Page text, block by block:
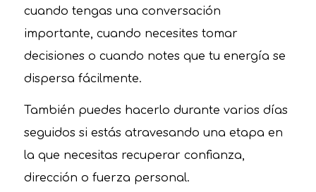
cuando tengas una conversación
importante, cuando necesites tomar
decisiones o cuando notes que tu energía se
dispersa fácilmente.
También puedes hacerlo durante varios días
seguidos si estás atravesando una etapa en
la que necesitas recuperar confianza,
dirección o fuerza personal.